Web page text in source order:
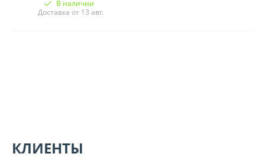
В наличии
Доставка от 13 авг.
КЛИЕНТЫ